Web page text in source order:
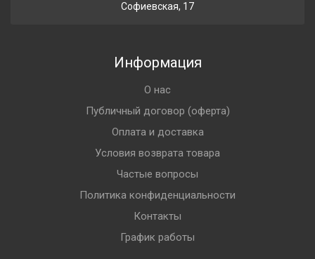
Софиевская, 17
Информация
О нас
Публичный договор (оферта)
Оплата и доставка
Условия возврата товара
Частые вопросы
Политика конфиденциальности
Контакты
График работы